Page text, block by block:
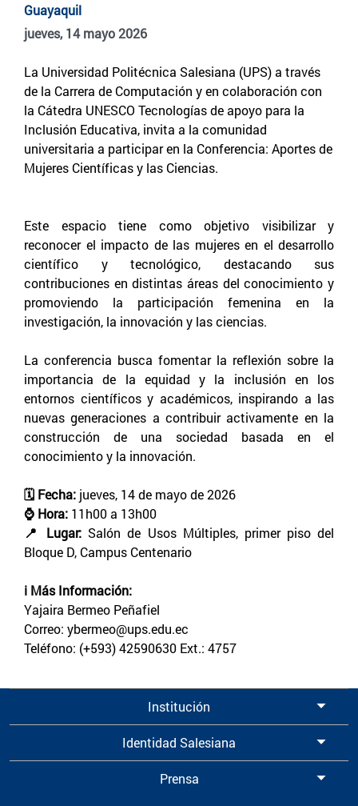
Guayaquil
jueves, 14 mayo 2026
La Universidad Politécnica Salesiana (UPS) a través
de la Carrera de Computación y en colaboración con
la Cátedra UNESCO Tecnologías de apoyo para la
Inclusión Educativa, invita a la comunidad
universitaria a participar en la Conferencia: Aportes de
Mujeres Científicas y las Ciencias.
Este espacio tiene como objetivo visibilizar y
reconocer el impacto de las mujeres en el desarrollo
científico y tecnológico, destacando sus
contribuciones en distintas áreas del conocimiento y
promoviendo la participación femenina en la
investigación, la innovación y las ciencias.
La conferencia busca fomentar la reflexión sobre la
importancia de la equidad y la inclusión en los
entornos científicos y académicos, inspirando a las
nuevas generaciones a contribuir activamente en la
construcción de una sociedad basada en el
conocimiento y la innovación.
🗓️ Fecha: jueves, 14 de mayo de 2026
⌚ Hora: 11h00 a 13h00
📍 Lugar: Salón de Usos Múltiples, primer piso del
Bloque D, Campus Centenario
ℹ️ Más Información:
Yajaira Bermeo Peñafiel
Correo: ybermeo@ups.edu.ec
Teléfono: (+593) 42590630 Ext.: 4757
Institución
Identidad Salesiana
Prensa